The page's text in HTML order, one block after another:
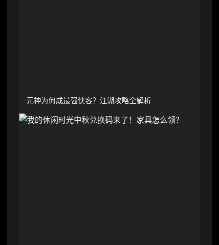
元神为何成最强侠客？江湖攻略全解析